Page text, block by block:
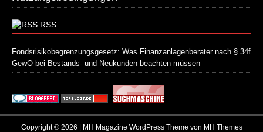
RSS
Fondsrisikobegrenzungsgesetz: Was Finanzanlagenberater nach § 34f
GewO bei Bestands- und Neukunden beachten müssen
Copyright © 2026 | MH Magazine WordPress Theme von MH Themes